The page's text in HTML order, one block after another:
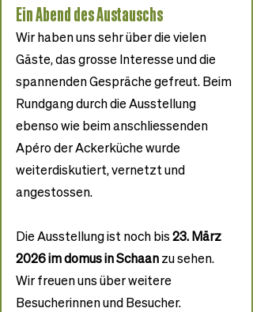
Ein Abend des Austauschs
Wir haben uns sehr über die vielen
Gäste, das grosse Interesse und die
spannenden Gespräche gefreut. Beim
Rundgang durch die Ausstellung
ebenso wie beim anschliessenden
Apéro der Ackerküche wurde
weiterdiskutiert, vernetzt und
angestossen.
Die Ausstellung ist noch bis 23. März
2026 im domus in Schaan zu sehen.
Wir freuen uns über weitere
Besucherinnen und Besucher.